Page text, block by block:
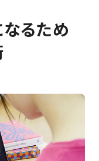
るため